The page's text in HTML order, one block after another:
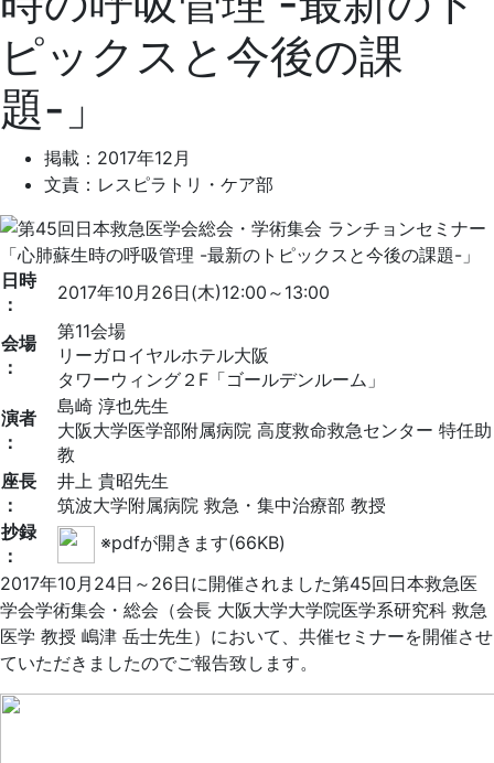
ピックスと今後の課
題-」
掲載：2017年12月
文責：レスピラトリ・ケア部
日時
：
2017年10月26日(木)12:00～13:00
会場
：
第11会場
リーガロイヤルホテル大阪
タワーウィング２F「ゴールデンルーム」
演者
：
島崎 淳也先生
大阪大学医学部附属病院 高度救命救急センター 特任助
教
座長
：
井上 貴昭先生
筑波大学附属病院 救急・集中治療部 教授
抄録
：
※pdfが開きます(66KB)
2017年10月24日～26日に開催されました第45回日本救急医
学会学術集会・総会（会長 大阪大学大学院医学系研究科 救急
医学 教授 嶋津 岳士先生）において、共催セミナーを開催させ
ていただきましたのでご報告致します。